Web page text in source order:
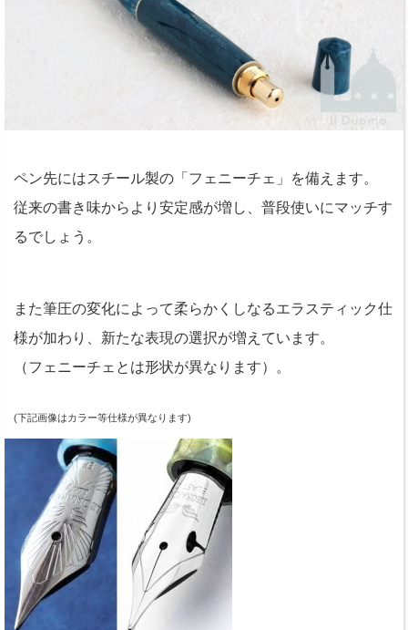
ペン先にはスチール製の「フェニーチェ」を備えます。
従来の書き味からより安定感が増し、普段使いにマッチす
るでしょう。
また筆圧の変化によって柔らかくしなるエラスティック仕
様が加わり、新たな表現の選択が増えています。
（フェニーチェとは形状が異なります）。
(下記画像はカラー等仕様が異なります)